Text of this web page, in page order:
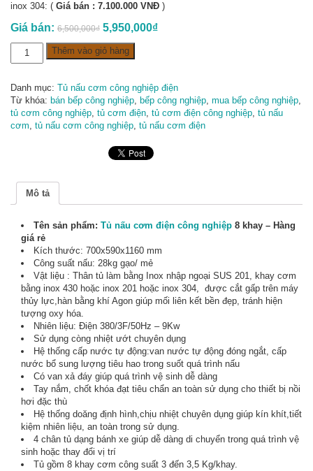
inox 304: ( Giá bán : 7.100.000 VNĐ )
Giá bán: 6,500,000₫ 5,950,000₫
nấu
điện
8
khay
-
lượng
Thêm vào giỏ hàng
Danh mục: Tủ nấu cơm công nghiệp điện
Từ khóa: bán bếp công nghiệp, bếp công nghiệp, mua bếp công nghiệp,
tủ cơm công nghiệp, tủ cơm điện, tủ cơm điện công nghiệp, tủ nấu
cơm, tủ nấu cơm công nghiệp, tủ nấu cơm điện
Mô tả
Tên sản phẩm: Tủ nấu cơm điện công nghiệp 8 khay – Hàng
giá rẻ
Kích thước: 700x590x1160 mm
Công suất nấu: 28kg gạo/ mẻ
Vật liệu : Thân tủ làm bằng Inox nhập ngoại SUS 201, khay cơm
bằng inox 430 hoặc inox 201 hoặc inox 304, được cắt gấp trên máy
thủy lực,hàn bằng khí Agon giúp mối liên kết bền đẹp, tránh hiện
tượng oxy hóa.
Nhiên liệu: Điện 380/3F/50Hz – 9Kw
Sử dụng còng nhiệt ướt chuyên dụng
Hệ thống cấp nước tự động:van nước tự động đóng ngắt, cấp
nước bổ sung lượng tiêu hao trong suốt quá trình nấu
Có van xả đáy giúp quá trình vệ sinh dễ dàng
Tay nắm, chốt khóa đạt tiêu chẩn an toàn sử dụng cho thiết bị nồi
hơi đặc thù
Hệ thống doăng định hình,chịu nhiệt chuyên dụng giúp kín khít,tiết
kiệm nhiên liệu, an toàn trong sử dụng.
4 chân tủ dạng bánh xe giúp dễ dàng di chuyển trong quá trình vệ
sinh hoặc thay đổi vị trí
Tủ gồm 8 khay cơm công suất 3 đến 3,5 Kg/khay.